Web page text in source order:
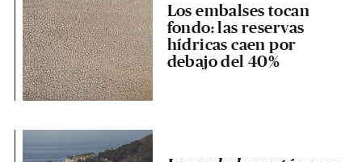
Los embalses tocan
fondo: las reservas
hídricas caen por
debajo del 40%